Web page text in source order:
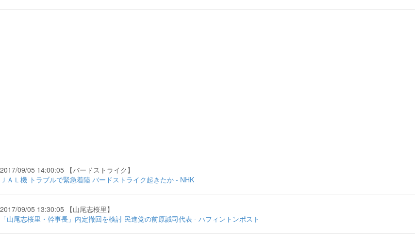
2017/09/05 14:00:05 【バードストライク】
ＪＡＬ機 トラブルで緊急着陸 バードストライク起きたか - NHK
2017/09/05 13:30:05 【山尾志桜里】
「山尾志桜里・幹事長」内定撤回を検討 民進党の前原誠司代表 - ハフィントンポスト